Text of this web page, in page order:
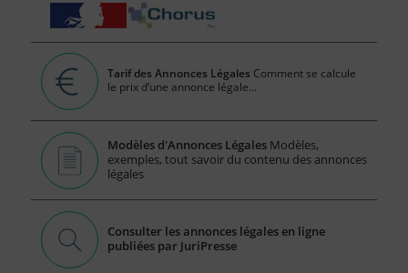
Tarif des Annonces Légales Comment se calcule
le prix d’une annonce légale...
Modèles d'Annonces Légales Modèles,
exemples, tout savoir du contenu des annonces
légales
Consulter les annonces légales en ligne
publiées par JuriPresse